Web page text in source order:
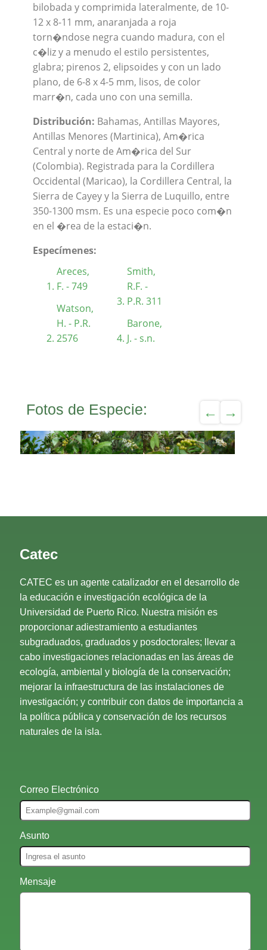
bilobada y comprimida lateralmente, de 10-
12 x 8-11 mm, anaranjada a roja
torn�ndose negra cuando madura, con el
c�liz y a menudo el estilo persistentes,
glabra; pirenos 2, elipsoides y con un lado
plano, de 6-8 x 4-5 mm, lisos, de color
marr�n, cada uno con una semilla.
Distribución: Bahamas, Antillas Mayores,
Antillas Menores (Martinica), Am�rica
Central y norte de Am�rica del Sur
(Colombia). Registrada para la Cordillera
Occidental (Maricao), la Cordillera Central, la
Sierra de Cayey y la Sierra de Luquillo, entre
350-1300 msm. Es una especie poco com�n
en el �rea de la estaci�n.
Especímenes:
Areces,
F. - 749
Watson,
H. - P.R.
2576
Smith,
R.F. -
P.R. 311
Barone,
J. - s.n.
Fotos de Especie:
Catec
CATEC es un agente catalizador en el desarrollo de
la educación e investigación ecológica de la
Universidad de Puerto Rico. Nuestra misión es
proporcionar adiestramiento a estudiantes
subgraduados, graduados y posdoctorales; llevar a
cabo investigaciones relacionadas en las áreas de
ecología, ambiental y biología de la conservación;
mejorar la infraestructura de las instalaciones de
investigación; y contribuir con datos de importancia a
la política pública y conservación de los recursos
naturales de la isla.
Correo Electrónico
Asunto
Mensaje